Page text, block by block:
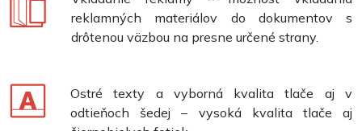
reklamných materiálov do dokumentov s
drôtenou väzbou na presne určené strany.
Ostré texty a vyborná kvalita tlače aj v
odtieňoch šedej – vysoká kvalita tlače aj